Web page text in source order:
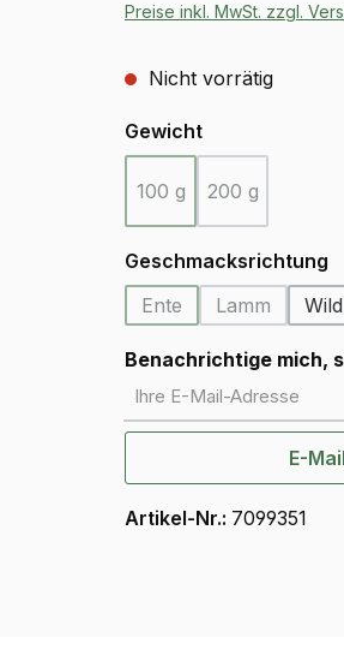
Preise inkl. MwSt. zzgl.
Nicht vorrätig
Gewichtauswählen
100 g
(Diese Option ist
200 g
(Diese
Geschmacksrichtung
Ente
(Diese Option ist
Lamm
(Diese
Wild
Benachrichtige mich,
Ihre E-Mail-Adresse
E-
Artikel-Nr.: 7099351